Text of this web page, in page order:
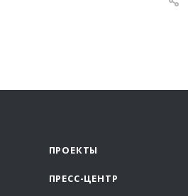
ПРОЕКТЫ
ПРЕСС-ЦЕНТР